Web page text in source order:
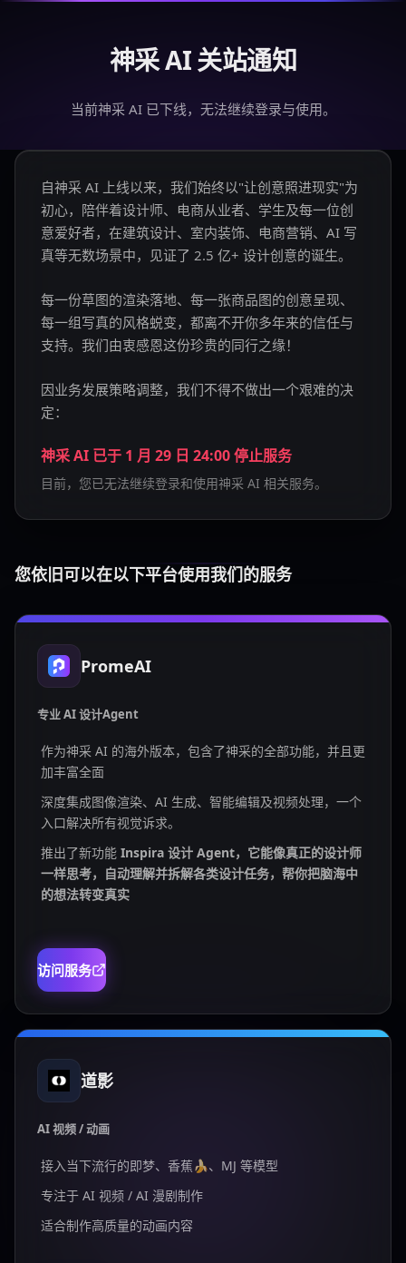
神采 AI 关站通知
当前神采 AI 已下线，无法继续登录与使用。
自神采 AI 上线以来，我们始终以"让创意照进现实"为
初心，陪伴着设计师、电商从业者、学生及每一位创
意爱好者，在建筑设计、室内装饰、电商营销、AI 写
真等无数场景中，见证了 2.5 亿+ 设计创意的诞生。
每一份草图的渲染落地、每一张商品图的创意呈现、
每一组写真的风格蜕变，都离不开你多年来的信任与
支持。我们由衷感恩这份珍贵的同行之缘！
因业务发展策略调整，我们不得不做出一个艰难的决
定：
神采 AI 已于 1 月 29 日 24:00 停止服务
目前，您已无法继续登录和使用神采 AI 相关服务。
您依旧可以在以下平台使用我们的服务
PromeAI
专业 AI 设计Agent
作为神采 AI 的海外版本，包含了神采的全部功能，并且更
加丰富全面
深度集成图像渲染、AI 生成、智能编辑及视频处理，一个
入口解决所有视觉诉求。
推出了新功能 Inspira 设计 Agent，它能像真正的设计师
一样思考，自动理解并拆解各类设计任务，帮你把脑海中
的想法转变真实
访问服务
道影
AI 视频 / 动画
接入当下流行的即梦、香蕉🍌、MJ 等模型
专注于 AI 视频 / AI 漫剧制作
适合制作高质量的动画内容